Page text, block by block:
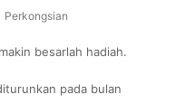
Perkongsian
besarlah hadiah.
pada bulan